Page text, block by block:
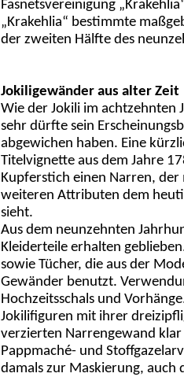
Fasnetsvereinigung
„Krakehlia“ bestimmte
der zweiten Hälfte des
Jokiligewänder aus alter Zeit
Wie der Jokili im achtzehnten
sehr dürfte sein
abgewichen haben. Eine
Titelvignette aus dem Jahre
Kupferstich einen Narren,
weiteren Attributen dem
sieht.
Aus dem neunzehnten
Kleiderteile erhalten
sowie Tücher, die aus der
Gewänder benutzt.
Hochzeitsschals und
Jokilifiguren mit ihrer
verzierten Narrengewand klar
Pappmaché- und
damals zur Maskierung, auch